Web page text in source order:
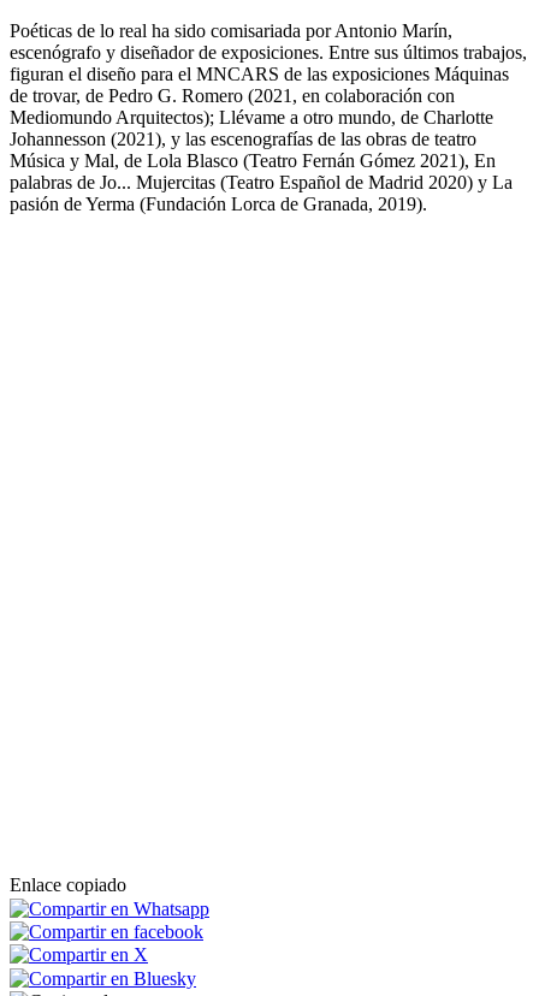
Poéticas de lo real ha sido comisariada por Antonio Marín,
escenógrafo y diseñador de exposiciones. Entre sus últimos trabajos,
figuran el diseño para el MNCARS de las exposiciones Máquinas
de trovar, de Pedro G. Romero (2021, en colaboración con
Mediomundo Arquitectos); Llévame a otro mundo, de Charlotte
Johannesson (2021), y las escenografías de las obras de teatro
Música y Mal, de Lola Blasco (Teatro Fernán Gómez 2021), En
palabras de Jo... Mujercitas (Teatro Español de Madrid 2020) y La
pasión de Yerma (Fundación Lorca de Granada, 2019).
Enlace copiado